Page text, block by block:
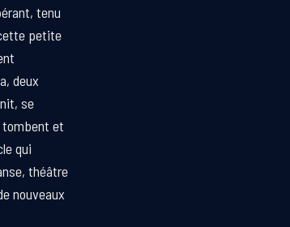
tenu
petite
deux
se
tombent et
qui
théâtre
nouveaux